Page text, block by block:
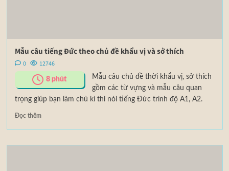
Mẫu câu tiếng Đức theo chủ đề khẩu vị và sở thích
0 12746
8 phút
Mẫu câu chủ đề thời khẩu vị, sở thích
gồm các từ vựng và mẫu câu quan
trọng giúp bạn làm chủ kì thi nói tiếng Đức trình độ A1, A2.
Đọc thêm